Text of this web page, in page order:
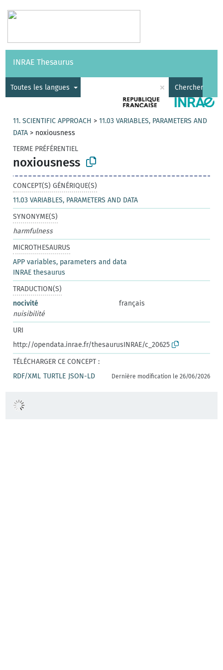
Vocabulaires API
INRAE Thesaurus
Toutes les langues × Chercher
11. SCIENTIFIC APPROACH >11.03 VARIABLES, PARAMETERS AND
DATA > noxiousness
TERME PRÉFÉRENTIEL
noxiousness
CONCEPT(S) GÉNÉRIQUE(S)
11.03 VARIABLES, PARAMETERS AND DATA
SYNONYME(S)
harmfulness
MICROTHESAURUS
APP variables, parameters and data
INRAE thesaurus
TRADUCTION(S)
nocivité
français
nuisibilité
URI
http://opendata.inrae.fr/thesaurusINRAE/c_20625
TÉLÉCHARGER CE CONCEPT :
RDF/XML TURTLE JSON-LD Dernière modification le 26/06/2026